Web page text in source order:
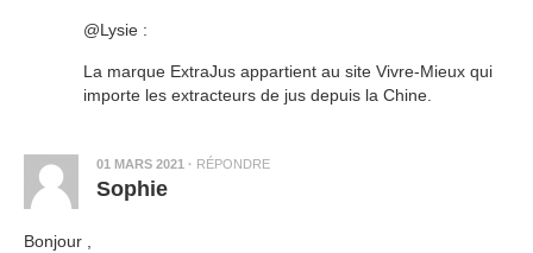
@Lysie :
La marque ExtraJus appartient au site Vivre-Mieux qui
importe les extracteurs de jus depuis la Chine.
01 MARS 2021 · RÉPONDRE
Sophie
Bonjour ,